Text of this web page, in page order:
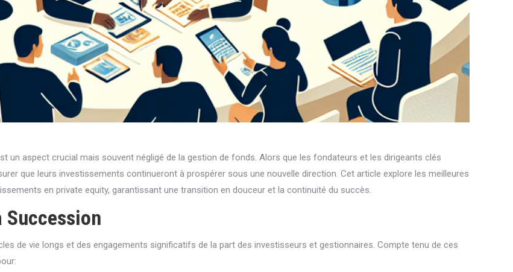
un aspect crucial mais souvent négligé de la gestion de fonds. Alors que les fondateurs et les dirigeants clés
que leurs investissements continueront à prospérer sous une nouvelle direction. Cet article explore les meilleures
en private equity, garantissant une transition en douceur et la continuité du succès.
Succession
de vie longs et des engagements significatifs de la part des investisseurs et gestionnaires. Compte tenu de ces